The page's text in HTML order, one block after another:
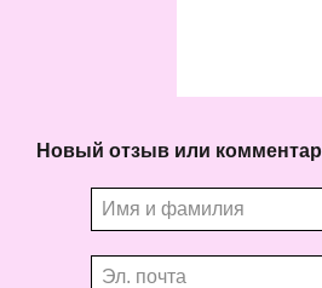
Новый отзыв или